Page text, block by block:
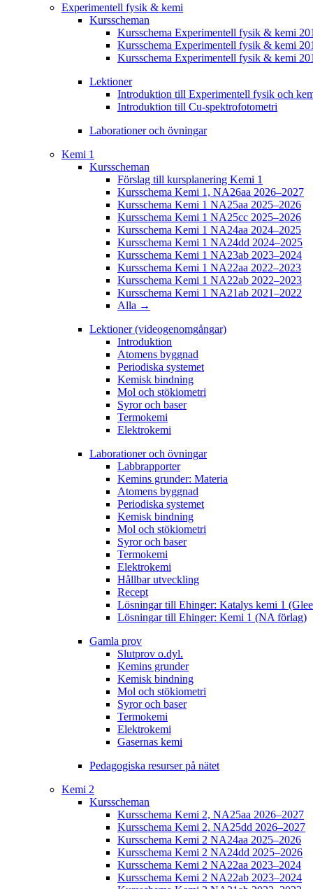
Experimentell fysik & kemi
Kursscheman
Kursschema Experimentell fysik & kemi
Kursschema Experimentell fysik & kemi
Kursschema Experimentell fysik & kemi
Lektioner
Introduktion till Experimentell fysik och
Introduktion till Cu-spektrofotometri
Laborationer och övningar
Kemi 1
Kursscheman
Förslag till kursplanering Kemi 1
Kursschema Kemi 1, NA26aa 2026–2027
Kursschema Kemi 1 NA25aa 2025–2026
Kursschema Kemi 1 NA25cc 2025–2026
Kursschema Kemi 1 NA24aa 2024–2025
Kursschema Kemi 1 NA24dd 2024–2025
Kursschema Kemi 1 NA23ab 2023–2024
Kursschema Kemi 1 NA22aa 2022–2023
Kursschema Kemi 1 NA22ab 2022–2023
Kursschema Kemi 1 NA21ab 2021–2022
Alla →
Lektioner (videogenomgångar)
Introduktion
Atomens byggnad
Periodiska systemet
Kemisk bindning
Mol och stökiometri
Syror och baser
Termokemi
Elektrokemi
Laborationer och övningar
Labbrapporter
Kemins grunder: Materia
Atomens byggnad
Periodiska systemet
Kemisk bindning
Mol och stökiometri
Syror och baser
Termokemi
Elektrokemi
Hållbar utveckling
Recept
Lösningar till Ehinger: Katalys kemi 1
Lösningar till Ehinger: Kemi 1 (NA förlag)
Gamla prov
Slutprov o.dyl.
Kemins grunder
Kemisk bindning
Mol och stökiometri
Syror och baser
Termokemi
Elektrokemi
Gasernas kemi
Pedagogiska resurser på nätet
Kemi 2
Kursscheman
Kursschema Kemi 2, NA25aa 2026–2027
Kursschema Kemi 2, NA25dd 2026–2027
Kursschema Kemi 2 NA24aa 2025–2026
Kursschema Kemi 2 NA24dd 2025–2026
Kursschema Kemi 2 NA22aa 2023–2024
Kursschema Kemi 2 NA22ab 2023–2024